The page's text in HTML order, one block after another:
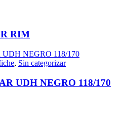
RIM
, Sin categorizar
UDH NEGRO 118/170